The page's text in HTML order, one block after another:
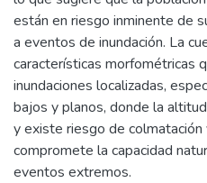
están en riesgo inminente de
a eventos de inundación. La
características morfométricas
inundaciones localizadas,
bajos y planos, donde la
y existe riesgo de
compromete la capacidad
eventos extremos.